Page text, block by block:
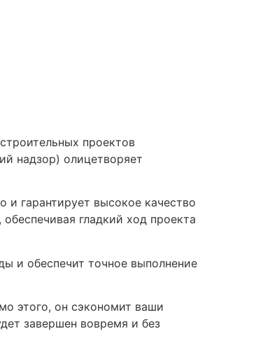
проектов
надзор) олицетворяет
и гарантирует высокое качество
гладкий ход проекта
и обеспечит точное выполнение
этого, он сэкономит ваши
завершен вовремя и без